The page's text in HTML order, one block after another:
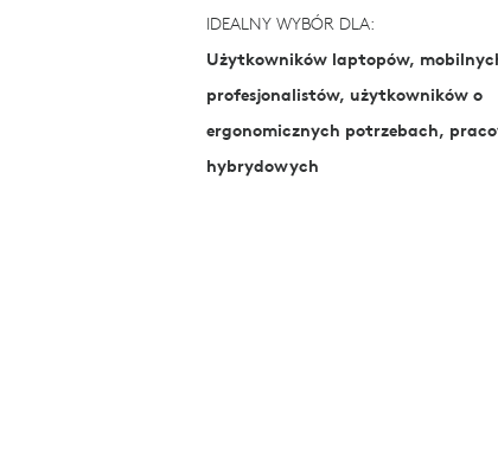
IDEALNY WYBÓR DLA:
Użytkowników laptopów,
profesjonalistów, użytkowników o
ergonomicznych potrzebach,
hybrydowych